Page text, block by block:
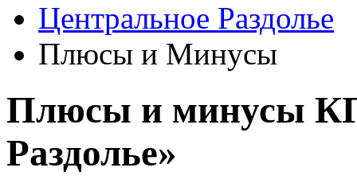
Центральное Раздолье
Плюсы и Минусы
Плюсы и минусы
Раздолье»